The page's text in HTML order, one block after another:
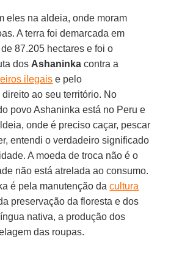
eles na aldeia, onde moram
A terra foi demarcada em
87.205 hectares e foi o
dos Ashaninka contra a
ilegais e pelo
ao seu território. No
povo Ashaninka está no Peru e
onde é preciso caçar, pescar
entendi o verdadeiro significado
A moeda de troca não é o
não está atrelada ao consumo.
é pela manutenção dacultura
preservação da floresta e dos
nativa, a produção dos
das roupas.